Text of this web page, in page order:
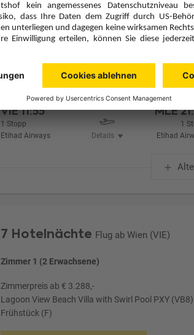
Lagoon View Beach Villa with Swirl Pool PXY (VB8)
Frühstück (F)
Mo., 21.9.26
VIE11:55
1 Stopp
Etihad Airways
Details
Di.,
MLE
1
Etihad
7 Hotelnächte Flug ab Wien (VIE)
Zimmer 1 (2 Erwachsene)
Zimmerpreis ab € 3.288,-
Lagoon View Beach Villa with Swirl Pool PXY (VB8)
Frühstück (F)